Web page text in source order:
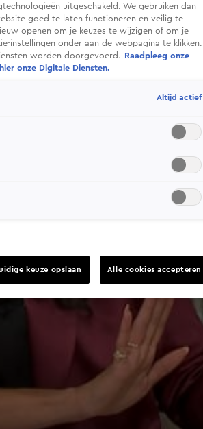
uitgeschakeld. We gebruiken dan
goed te laten functioneren en veilig te
openen om je keuzes te wijzigen of om je
instellingen onder aan de webpagina te klikken.
worden doorgevoerd.
Raadpleeg onze
onze Digitale Diensten.
Altijd actief
keuze opslaan Alle cookies accepteren